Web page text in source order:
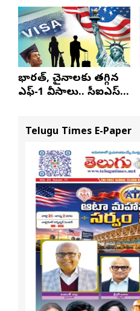
భారత్, చైనాలకు తగ్గిన
ఎఫ్-1 వీసాలు.. సీఐఎస్
Telugu Times E-Paper